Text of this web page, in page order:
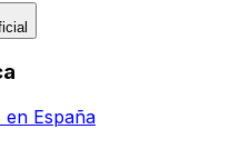
España